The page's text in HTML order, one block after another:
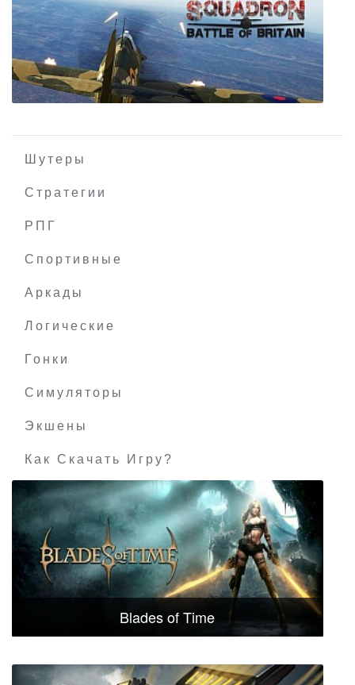
Hell Mission
Шутеры
Стратегии
РПГ
Спортивные
Аркады
Логические
Гонки
Симуляторы
Экшены
Как Скачать Игру?
Blades of Time